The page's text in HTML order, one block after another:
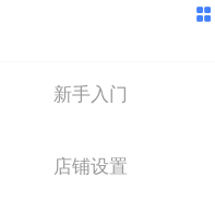
新手入门
店铺设置